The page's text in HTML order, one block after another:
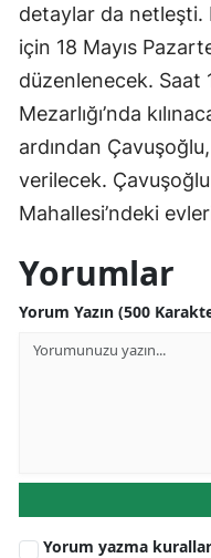
detaylar da netleşti.
için 18 Mayıs
düzenlenecek. Saat
Mezarlığı’nda
ardından
verilecek.
Mahallesi’ndeki
Yorumlar
Yorum Yazın (500
Yorum yazma